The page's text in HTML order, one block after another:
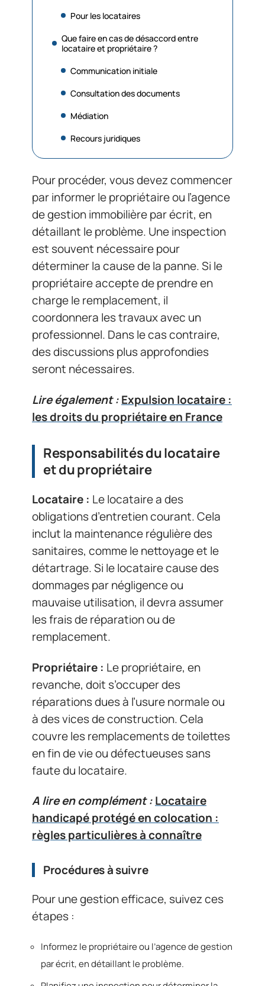
Pour les locataires
Que faire en cas de désaccord entre
locataire et propriétaire ?
Communication initiale
Consultation des documents
Médiation
Recours juridiques
Pour procéder, vous devez commencer
par informer le propriétaire ou l’agence
de gestion immobilière par écrit, en
détaillant le problème. Une inspection
est souvent nécessaire pour
déterminer la cause de la panne. Si le
propriétaire accepte de prendre en
charge le remplacement, il
coordonnera les travaux avec un
professionnel. Dans le cas contraire,
des discussions plus approfondies
seront nécessaires.
Lire également :Expulsion locataire :
les droits du propriétaire en France
Responsabilités du locataire
et du propriétaire
Locataire : Le locataire a des
obligations d’entretien courant. Cela
inclut la maintenance régulière des
sanitaires, comme le nettoyage et le
détartrage. Si le locataire cause des
dommages par négligence ou
mauvaise utilisation, il devra assumer
les frais de réparation ou de
remplacement.
Propriétaire : Le propriétaire, en
revanche, doit s’occuper des
réparations dues à l’usure normale ou
à des vices de construction. Cela
couvre les remplacements de toilettes
en fin de vie ou défectueuses sans
faute du locataire.
A lire en complément :Locataire
handicapé protégé en colocation :
règles particulières à connaître
Procédures à suivre
Pour une gestion efficace, suivez ces
étapes :
Informez le propriétaire ou l’agence de gestion
par écrit, en détaillant le problème.